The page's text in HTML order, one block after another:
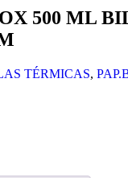
500 ML
TÉRMICAS,